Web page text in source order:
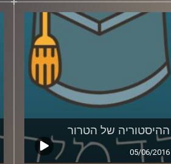
ההיסטוריה של הטרור
05/06/2016